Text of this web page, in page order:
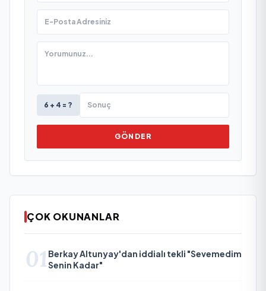
6 + 4 = ?
GÖNDER
ÇOK OKUNANLAR
01 Berkay Altunyay'dan iddialı tekli "Sevemedim
Senin Kadar"